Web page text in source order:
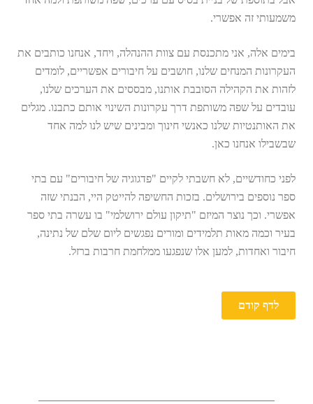
משמעותי זה אפשרי.
בימים אלה, אני מתכנסת עם צוות ההנהלה, ויחד, אנחנו כותבים את
העקרונות המנחים שלנו, חושבים על חיבורים אפשריים, לומדים
לזהות את הקהילה הסובבת אותנו, מבססים את הערכים שלנו,
עובדים על שפה משותפת דרך עקרונות השינוי אותם כתבנו. מגלים
את האותנטיות שלנו כאנשי חינוך ומבינים שיש לנו למה אחד
שבשבילו אנחנו כאן.
לפני כחודשיים, לא חשבתי לקיים "פדגוגיה של חיבורים" עם בתי
ספר נוספים בירושלים. בזכות החשיפה להייטק היי, הבנתי שזה
אפשרי. וכך נוצר המיזם "תיקון עולם ירושלמי" בו עשרה בתי ספר
בעיר וכמה מאות תלמידים ומורים נפגשים ליום שלם של נתינה,
חיבור ואחדות, למען אלו שנפגעו ממלחמת חרבות ברזל.
לדף קודם